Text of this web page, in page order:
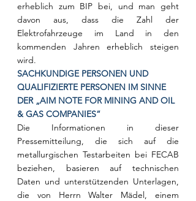
erheblich zum BIP bei, und man geht
davon aus, dass die Zahl der
Elektrofahrzeuge im Land in den
kommenden Jahren erheblich steigen
wird.
SACHKUNDIGE PERSONEN UND
QUALIFIZIERTE PERSONEN IM SINNE
DER „AIM NOTE FOR MINING AND OIL
& GAS COMPANIES“
Die Informationen in dieser
Pressemitteilung, die sich auf die
metallurgischen Testarbeiten bei FECAB
beziehen, basieren auf technischen
Daten und unterstützenden Unterlagen,
die von Herrn Walter Mädel, einem